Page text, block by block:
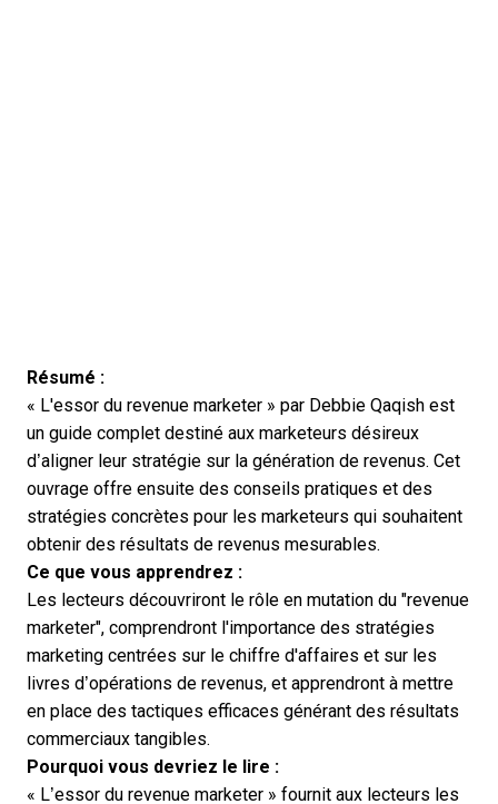
Résumé :
« L'essor du revenue marketer » par Debbie Qaqish est
un guide complet destiné aux marketeurs désireux
d’aligner leur stratégie sur la génération de revenus. Cet
ouvrage offre ensuite des conseils pratiques et des
stratégies concrètes pour les marketeurs qui souhaitent
obtenir des résultats de revenus mesurables.
Ce que vous apprendrez :
Les lecteurs découvriront le rôle en mutation du "revenue
marketer", comprendront l'importance des stratégies
marketing centrées sur le chiffre d'affaires et sur les
livres d’opérations de revenus, et apprendront à mettre
en place des tactiques efficaces générant des résultats
commerciaux tangibles.
Pourquoi vous devriez le lire :
« L’essor du revenue marketer » fournit aux lecteurs les